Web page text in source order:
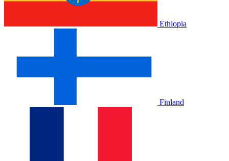
Ethiopia
Finland